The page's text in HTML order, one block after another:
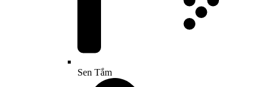
Sen Tắm